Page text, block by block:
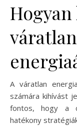
váratlan
A váratlan
számára kihívást
fontos, hogy a
hatékony